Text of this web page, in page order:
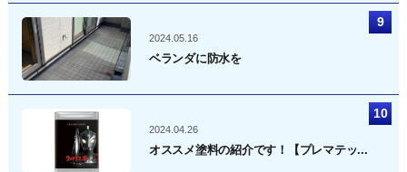
2024.05.16
ベランダに防水を
2024.04.26
オススメ塗料の紹介です！【プレマテッ...